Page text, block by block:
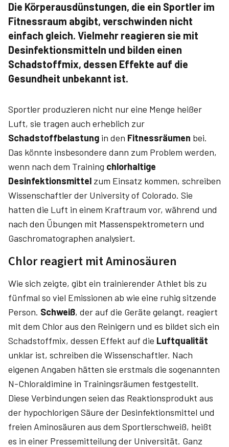
Die Körperausdünstungen, die ein Sportler im
Fitnessraum abgibt, verschwinden nicht
einfach gleich. Vielmehr reagieren sie mit
Desinfektionsmitteln und bilden einen
Schadstoffmix, dessen Effekte auf die
Gesundheit unbekannt ist.
Sportler produzieren nicht nur eine Menge heißer
Luft, sie tragen auch erheblich zur
Schadstoffbelastung in den Fitnessräumen bei.
Das könnte insbesondere dann zum Problem werden,
wenn nach dem Training chlorhaltige
Desinfektionsmittel zum Einsatz kommen, schreiben
Wissenschaftler der University of Colorado. Sie
hatten die Luft in einem Kraftraum vor, während und
nach den Übungen mit Massenspektrometern und
Gaschromatographen analysiert.
Chlor reagiert mit Aminosäuren
Wie sich zeigte, gibt ein trainierender Athlet bis zu
fünfmal so viel Emissionen ab wie eine ruhig sitzende
Person. Schweiß, der auf die Geräte gelangt, reagiert
mit dem Chlor aus den Reinigern und es bildet sich ein
Schadstoffmix, dessen Effekt auf die Luftqualität
unklar ist, schreiben die Wissenschaftler. Nach
eigenen Angaben hätten sie erstmals die sogenannten
N-Chloraldimine in Trainingsräumen festgestellt.
Diese Verbindungen seien das Reaktionsprodukt aus
der hypochlorigen Säure der Desinfektionsmittel und
freien Aminosäuren aus dem Sportlerschweiß, heißt
es in einer Pressemitteilung der Universität. Ganz